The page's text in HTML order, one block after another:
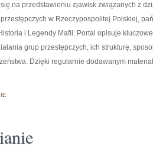
się na przedstawieniu zjawisk związanych z
przestępczych w Rzeczypospolitej Polskiej,
i Legendy Mafii. Portal opisuje
grup przestępczych, ich strukturę,
Dzięki regularnie dodawanym